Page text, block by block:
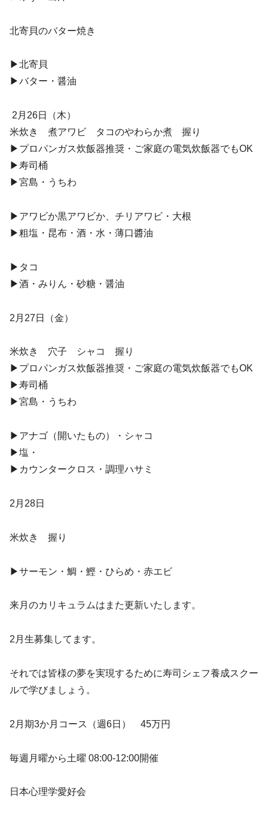
北寄貝のバター焼き
▶︎北寄貝
▶︎バター・醤油
2月26日（木）
米炊き 煮アワビ タコのやわらか煮 握り
▶︎プロパンガス炊飯器推奨・ご家庭の電気炊飯器でもOK
▶︎寿司桶
▶︎宮島・うちわ
▶︎アワビか黒アワビか、チリアワビ・大根
▶︎粗塩・昆布・酒・水・薄口醬油
▶︎タコ
▶︎酒・みりん・砂糖・醤油
2月27日（金）
米炊き 穴子 シャコ 握り
▶︎プロパンガス炊飯器推奨・ご家庭の電気炊飯器でもOK
▶︎寿司桶
▶︎宮島・うちわ
▶︎アナゴ（開いたもの）・シャコ
▶︎塩・
▶︎カウンタークロス・調理ハサミ
2月28日
米炊き 握り
▶︎サーモン・鯛・鰹・ひらめ・赤エビ
来月のカリキュラムはまた更新いたします。
2月生募集してます。
それでは皆様の夢を実現するために寿司シェフ養成スクー
ルで学びましょう。
2月期3か月コース（週6日） 45万円
毎週月曜から土曜 08:00-12:00開催
日本心理学愛好会